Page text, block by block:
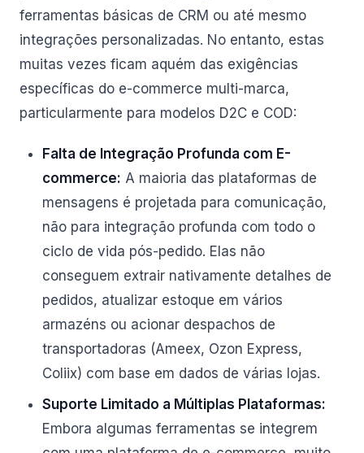
ferramentas básicas de CRM ou até mesmo
integrações personalizadas. No entanto, estas
muitas vezes ficam aquém das exigências
específicas do e-commerce multi-marca,
particularmente para modelos D2C e COD:
Falta de Integração Profunda com E-
commerce: A maioria das plataformas de
mensagens é projetada para comunicação,
não para integração profunda com todo o
ciclo de vida pós-pedido. Elas não
conseguem extrair nativamente detalhes de
pedidos, atualizar estoque em vários
armazéns ou acionar despachos de
transportadoras (Ameex, Ozon Express,
Coliix) com base em dados de várias lojas.
Suporte Limitado a Múltiplas Plataformas:
Embora algumas ferramentas se integrem